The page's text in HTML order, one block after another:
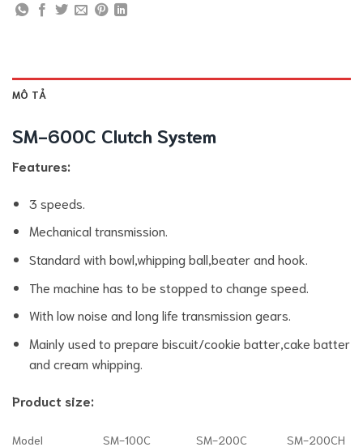
MÔ TẢ
SM-600C Clutch System
Features:
3 speeds.
Mechanical transmission.
Standard with bowl,whipping ball,beater and hook.
The machine has to be stopped to change speed.
With low noise and long life transmission gears.
Mainly used to prepare biscuit/cookie batter,cake batter
and cream whipping.
Product size:
Model SM-100C SM-200C
SM-200CH